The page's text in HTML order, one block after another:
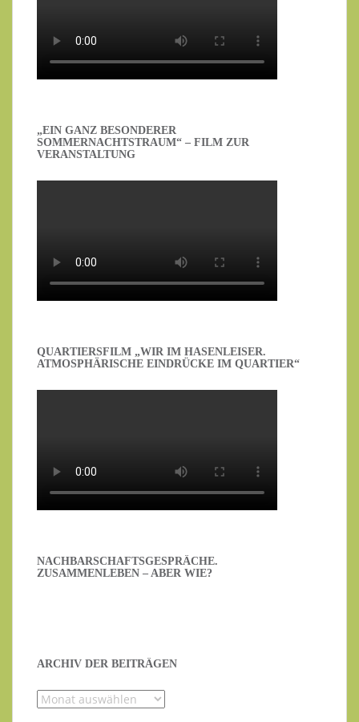
„EIN GANZ BESONDERER
SOMMERNACHTSTRAUM“ – FILM ZUR
VERANSTALTUNG
QUARTIERSFILM „WIR IM HASENLEISER.
ATMOSPHÄRISCHE EINDRÜCKE IM QUARTIER“
NACHBARSCHAFTSGESPRÄCHE.
ZUSAMMENLEBEN – ABER WIE?
ARCHIV DER BEITRÄGEN
Archiv